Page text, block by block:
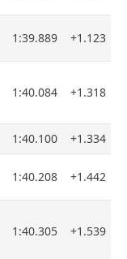
1:39.889 +1.123
1:40.084 +1.318
1:40.100 +1.334
1:40.208 +1.442
1:40.305 +1.539